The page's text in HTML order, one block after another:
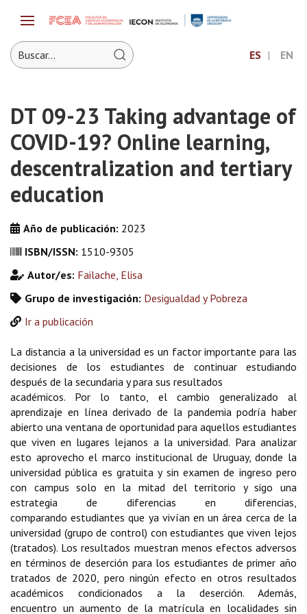
ES EN
DT 09-23 Taking advantage of
COVID-19? Online learning,
descentralization and tertiary
education
Año de publicación: 2023
ISBN/ISSN: 1510-9305
Autor/es: Failache, Elisa
Grupo de investigación: Desigualdad y Pobreza
Ir a publicación
La distancia a la universidad es un factor importante para las
decisiones de los estudiantes de continuar estudiando
después de la secundaria y para sus resultados
académicos. Por lo tanto, el cambio generalizado al
aprendizaje en línea derivado de la pandemia podría haber
abierto una ventana de oportunidad para aquellos estudiantes
que viven en lugares lejanos a la universidad. Para analizar
esto aprovecho el marco institucional de Uruguay, donde la
universidad pública es gratuita y sin examen de ingreso pero
con campus solo en la mitad del territorio y sigo
una
estrategia de diferencias en diferencias,
comparando estudiantes que ya vivían en un área cerca de la
universidad (grupo de control) con estudiantes que viven lejos
(tratados). Los resultados muestran menos efectos adversos
en términos de deserción para los estudiantes deprimer año
tratados de 2020, pero ningún efecto en otros resultados
académicos condicionados a la deserción. Además,
encuentro un aumento de la matrícula en localidades sin